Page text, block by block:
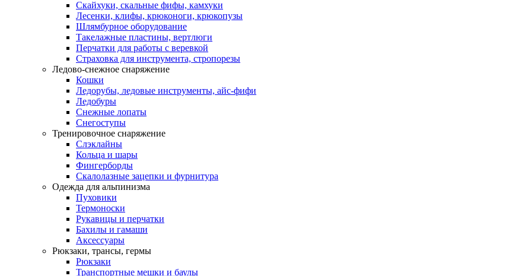
Скайхуки, скальные фифы, камхуки
Лесенки, клифы, крюконоги, крюкопузы
Шлямбурное оборудование
Такелажные пластины, вертлюги
Перчатки для работы с веревкой
Страховка для инструмента, стропорезы
Ледово-снежное снаряжение
Кошки
Ледорубы, ледовые инструменты, айс-фифи
Ледобуры
Снежные лопаты
Снегоступы
Тренировочное снаряжение
Слэклайны
Кольца и шары
Фингерборды
Скалолазные зацепки и фурнитура
Одежда для альпинизма
Пуховики
Термоноски
Рукавицы и перчатки
Бахилы и гамаши
Аксессуары
Рюкзаки, трансы, гермы
Рюкзаки
Транспортные мешки и баулы